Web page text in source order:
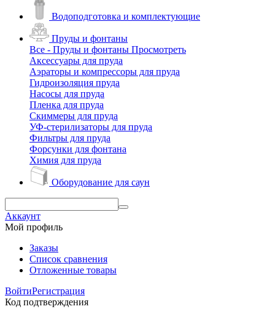
Водоподготовка и комплектующие
Пруды и фонтаны
Все - Пруды и фонтаны Просмотреть
Аксессуары для пруда
Аэраторы и компрессоры для пруда
Гидроизоляция пруда
Насосы для пруда
Пленка для пруда
Скиммеры для пруда
УФ-стерилизаторы для пруда
Фильтры для пруда
Форсунки для фонтана
Химия для пруда
Оборудование для саун
Аккаунт
Мой профиль
Заказы
Список сравнения
Отложенные товары
ВойтиРегистрация
Код подтверждения